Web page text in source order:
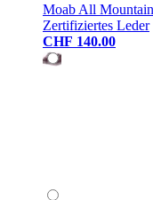
Moab All
Zertifiziertes Leder
CHF 140.00